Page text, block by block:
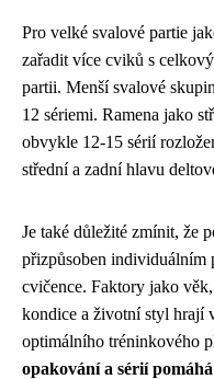
Pro velké svalové partie
zařadit více cviků s
partii. Menší svalové
12 sériemi. Ramena jako
obvykle 12-15 sérií
střední a zadní hlavu
Je také důležité zmínit, že
přizpůsoben individuálním
cvičence. Faktory jako
kondice a životní styl hrají
optimálního tréninkového
opakování a sérií